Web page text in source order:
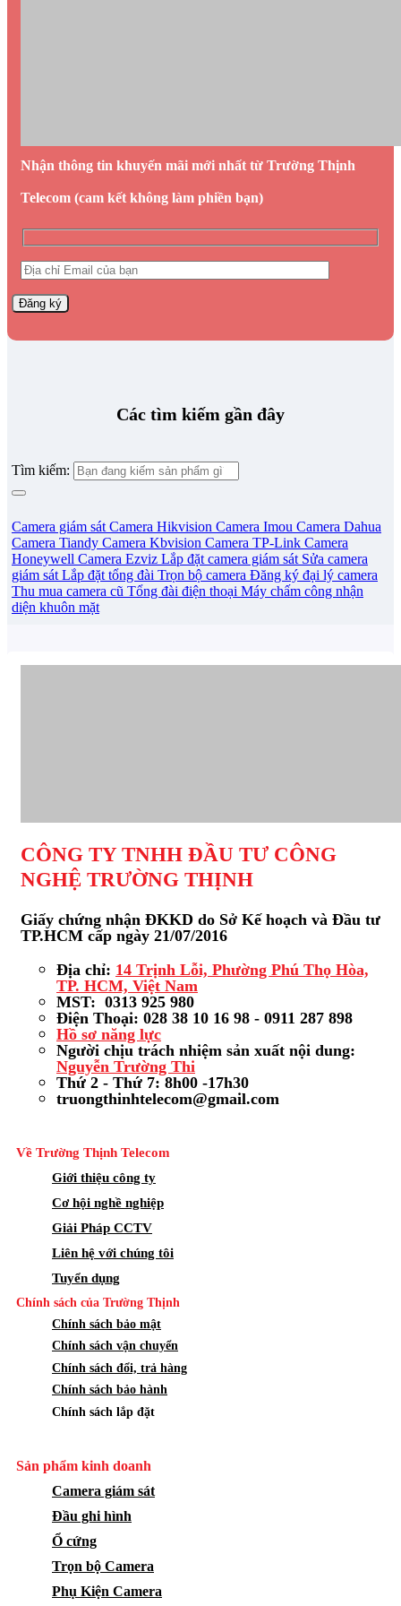
Nhận thông tin khuyến mãi mới nhất từ Trường Thịnh
Telecom (cam kết không làm phiền bạn)
Các tìm kiếm gần đây
Tìm kiếm:
Camera giám sát Camera Hikvision Camera Imou Camera Dahua
Camera Tiandy Camera Kbvision Camera TP-Link Camera
Honeywell Camera Ezviz Lắp đặt camera giám sát Sửa camera
giám sát Lắp đặt tổng đài Trọn bộ camera Đăng ký đại lý camera
Thu mua camera cũ Tổng đài điện thoại Máy chấm công nhận
diện khuôn mặt
CÔNG TY TNHH ĐẦU TƯ CÔNG
NGHỆ TRƯỜNG THỊNH
Giấy chứng nhận ĐKKD do Sở Kế hoạch và Đầu tư
TP.HCM cấp ngày 21/07/2016
Địa chỉ: 14 Trịnh Lỗi, Phường Phú Thọ Hòa,
TP. HCM, Việt Nam
MST: 0313 925 980
Điện Thoại: 028 38 10 16 98 - 0911 287 898
Hồ sơ năng lực
Người chịu trách nhiệm sản xuất nội dung:
Nguyễn Trường Thi
Thứ 2 - Thứ 7: 8h00 -17h30
truongthinhtelecom@gmail.com
Về Trường Thịnh Telecom
Giới thiệu công ty
Cơ hội nghề nghiệp
Giải Pháp CCTV
Liên hệ với chúng tôi
Tuyển dụng
Chính sách của Trường Thịnh
Chính sách bảo mật
Chính sách vận chuyển
Chính sách đổi, trả hàng
Chính sách bảo hành
Chính sách lắp đặt
Sản phẩm kinh doanh
Camera giám sát
Đầu ghi hình
Ổ cứng
Trọn bộ Camera
Phụ Kiện Camera